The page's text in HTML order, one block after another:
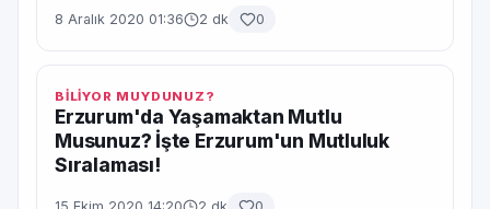
8 Aralık 2020 01:36 2 dk 0
BİLİYOR MUYDUNUZ?
Erzurum'da Yaşamaktan Mutlu
Musunuz? İşte Erzurum'un Mutluluk
Sıralaması!